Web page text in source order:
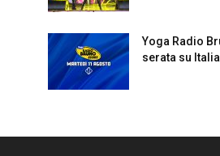
Yoga Radio
serata su